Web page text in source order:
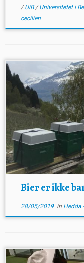
/UiB/Universitetet i
cecilien
Bier er ikke
28/05/2019in Hedda